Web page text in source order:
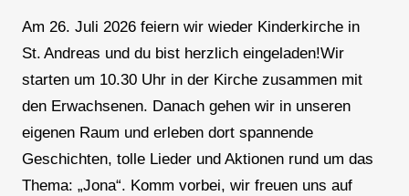
Am 26. Juli 2026 feiern wir wieder Kinderkirche in
St. Andreas und du bist herzlich eingeladen!Wir
starten um 10.30 Uhr in der Kirche zusammen mit
den Erwachsenen. Danach gehen wir in unseren
eigenen Raum und erleben dort spannende
Geschichten, tolle Lieder und Aktionen rund um das
Thema: „Jona“. Komm vorbei, wir freuen uns auf